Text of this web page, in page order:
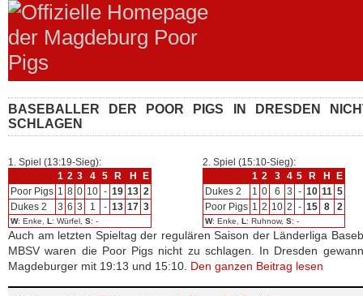
BASEBALLER DER POOR PIGS IN DRESDEN
SCHLAGEN
1. Spiel (13:19-Sieg):
1 2 3 4 5 R H
E
Poor Pigs 1 8 0 10 - 19 13 2
Dukes 2
3 6 3 1 - 13 17 3
W: Enke, L : Würfel, S: -
2. Spiel (15:10-Sieg):
1 2 3 4 5 R H
E
Dukes 2
1 0 6 3 - 10 11 5
Poor Pigs 1 2 10 2 - 15 8 2
W: Enke, L : Ruhnow, S: -
Auch am letzten Spieltag der regulären Saison der Länderliga
MBSV waren die Poor Pigs nicht zu schlagen. In Dresden
Magdeburger mit 19:13 und 15:10. Den ganzen Beitrag lesen